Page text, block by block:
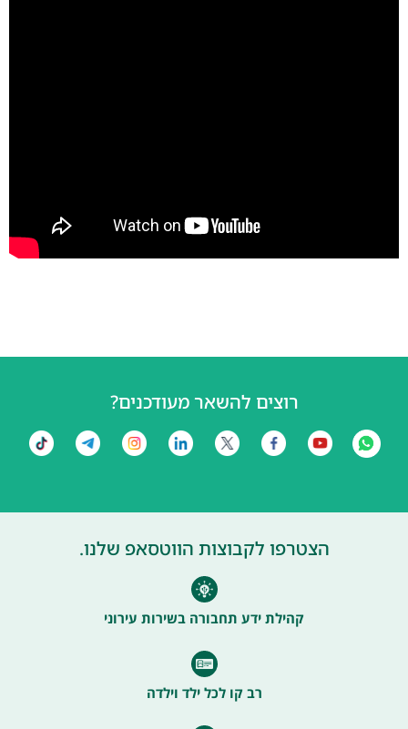
רוצים להשאר מעודכנים?
הצטרפו לקבוצות הווטסאפ שלנו.
קהילת ידע תחבורה בשירות עירוני
רב קו לכל ילד וילדה